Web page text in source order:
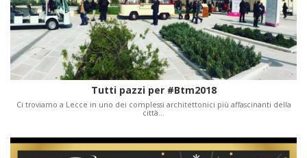
Tutti pazzi per #Btm2018
Ci troviamo a Lecce in uno dei complessi architettonici più affascinanti della
città…